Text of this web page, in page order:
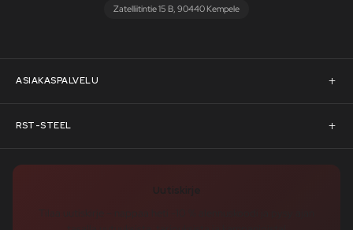
Zatelliitintie 15 B, 90440 Kempele
ASIAKASPALVELU
Asiakaspalvelu
Pyydä tarjous
RST-STEEL
RST-Steelin tarina
Uutiskirje